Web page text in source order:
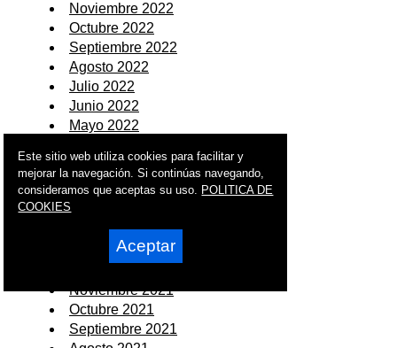
Noviembre 2022
Octubre 2022
Septiembre 2022
Agosto 2022
Julio 2022
Junio 2022
Mayo 2022
Marzo 2022
Febrero 2022
Enero 2022
Noviembre 2021
Octubre 2021
Septiembre 2021
Este sitio web utiliza cookies para facilitar y
mejorar la navegación. Si continúas navegando,
consideramos que aceptas su uso. POLITICA DE
COOKIES
Aceptar